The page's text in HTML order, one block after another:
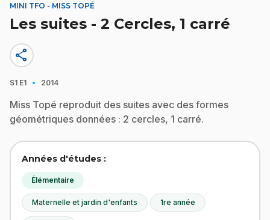
MINI TFO - MISS TOPÉ
Les suites - 2 Cercles, 1 carré
share
S1 E1 · 2014
Miss Topé reproduit des suites avec des formes
géométriques données : 2 cercles, 1 carré.
Années d'études :
Élémentaire
Maternelle et jardin d'enfants 1re année